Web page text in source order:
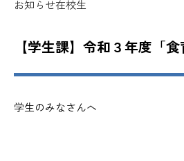
お知らせ在校生
【学生課】令和３年度「
学生のみなさんへ